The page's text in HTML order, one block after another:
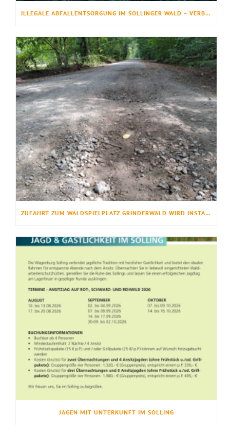
ILLEGALE ABFALLENTSORGUNG IM SOLLINGER WALD – VERBOTEN, GEFÄHRLICH UND LEIDER IMMER HÄUFIGER
ZUFAHRT ZUM WALDSPIELPLATZ GRINDERWALD WIRD INSTANDGESETZT
JAGEN MIT UNTERKUNFT IM SOLLING